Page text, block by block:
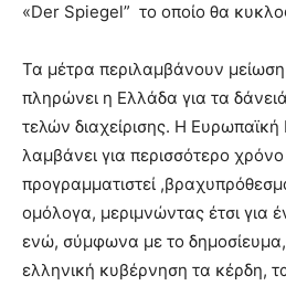
«Der Spiegel” το οποίο θα
Τα μέτρα περιλαμβάνουν
πληρώνει η Ελλάδα για τα
τελών διαχείρισης. Η
λαμβάνει για περισσότερο χρόνο
προγραμματιστεί
ομόλογα, μεριμνώντας έτσι για
ενώ, σύμφωνα με το
ελληνική κυβέρνηση τα κέρδη,